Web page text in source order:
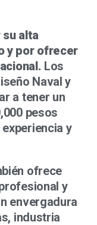
alta
y por ofrecer
Los
Naval y
a tener un
pesos
y
ofrece
y
envergadura
industria